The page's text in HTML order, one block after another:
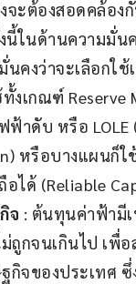
จะต้องสอดคล้อง
นี้ในด้านความมั่น
นคงว่าจะเลือกใ
งเกณฑ์ Reserve
ฟ้าดับ หรือ LOLE
หรือบางแผนก็ใ
ได้ (Reliable
จ : ต้นทุนค่าฟ้ามี
ถูกจนเกินไป เพื่อ
กิจของประเทศ ซึ่